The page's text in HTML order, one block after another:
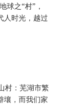
球之“村”，
人时光，越过
村：芜湖市繁
壤，而我们家